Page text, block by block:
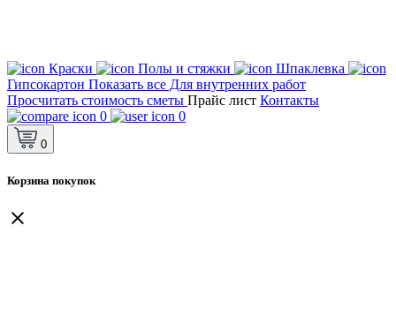
Краски Полы и стяжки
Шпаклевка
Гипсокартон Показать все Для внутренних работ
Просчитать стоимость сметы Прайс лист Контакты
0
0
0
Корзина покупок